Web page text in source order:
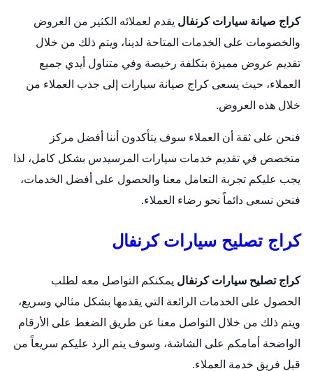
كراج صيانة سيارات كرنفال يقدم لعملائه الكثير من العروض
والخصومات على الخدمات المتاحة لدينا، ويتم ذلك من خلال
تقديم عروض مميزة بتكلفة رخيصة وفي متناول أيدي جميع
العملاء، حيث يسعى كراج صيانة سيارات إلى جذب العملاء من
خلال هذه العروض.
فنحن على ثقة أن العملاء سوف يتأكدون أننا أفضل مركز
متخصص في تقديم خدمات سيارات المرسيدس بشكل كامل، لذا
يجب عليكم تجربة التعامل معنا والحصول على أفضل الخدمات،
فنحن نسعى دائماً نحو رضاء العملاء.
كراج تصليح سيارات كرنفال
كراج تصليح سيارات كرنفال يمكنكم التواصل معه لطلب
الحصول على الخدمات الرائعة التي يقدمها بشكل مثالي وسريع،
ويتم ذلك من خلال التواصل معنا عن طريق الضغط على الأرقام
الواضحة أمامكم على الشاشة، وسوف يتم الرد عليكم سريعاً من
قبل فريق خدمة العملاء.